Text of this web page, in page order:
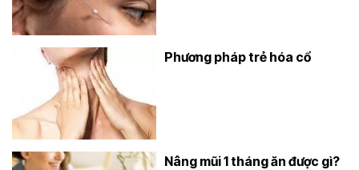
Phương pháp trẻ hóa cổ
Nâng mũi 1 tháng ăn được gì?